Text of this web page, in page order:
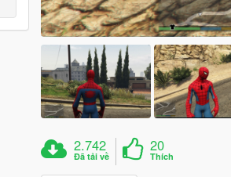
2.742
Đã tải về
20
Thích